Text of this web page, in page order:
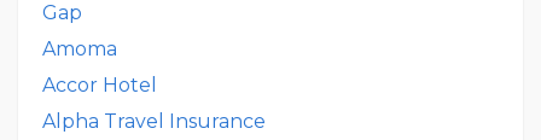
Gap
Amoma
Accor Hotel
Alpha Travel Insurance